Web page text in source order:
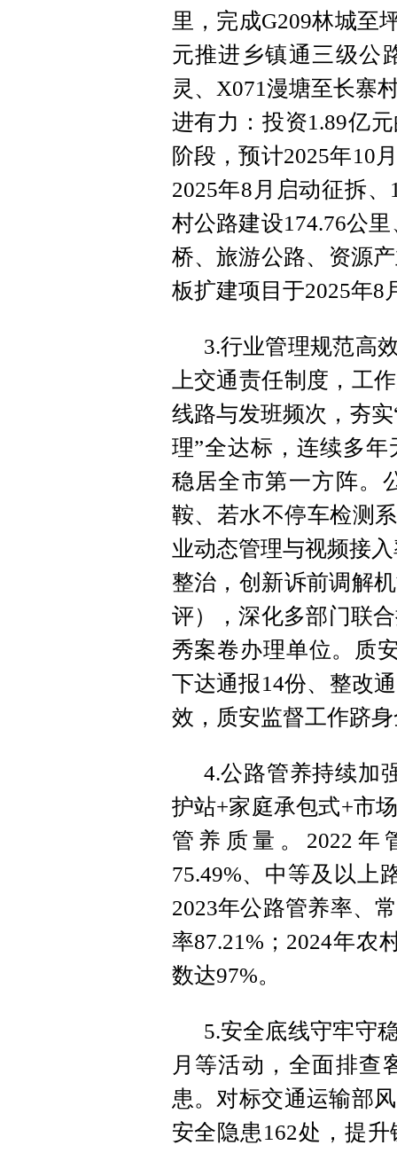
里，完成G209林城至
元推进乡镇通三级公
灵、X071漫塘至长寨
进有力：投资1.89亿
阶段，预计2025年10
2025年8月启动征拆
村公路建设174.76公
桥、旅游公路、资源
板扩建项目于2025年8
3.行业管理规范高
上交通责任制度，工
线路与发班频次，夯
理”全达标，连续多
稳居全市第一方阵。
鞍、若水不停车检测
业动态管理与视频接
整治，创新诉前调解
评），深化多部门联
秀案卷办理单位。质
下达通报14份、整改
效，质安监督工作跻
4.公路管养持续加
护站+家庭承包式+市
管养质量。2022年
75.49%、中等及以上
2023年公路管养率、
率87.21%；2024年农
数达97%。
5.安全底线守牢守
月等活动，全面排查
患。对标交通运输部
安全隐患162处，提